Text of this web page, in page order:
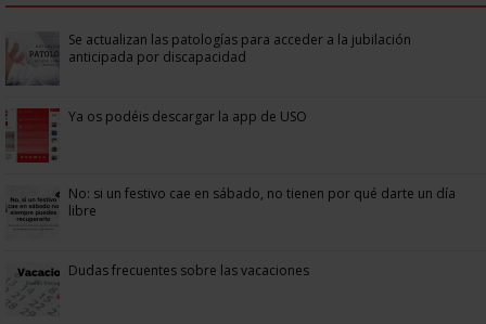
Se actualizan las patologías para acceder a la jubilación
anticipada por discapacidad
Ya os podéis descargar la app de USO
No: si un festivo cae en sábado, no tienen por qué darte un día
libre
Dudas frecuentes sobre las vacaciones